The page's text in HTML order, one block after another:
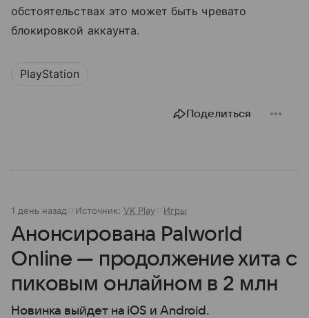
обстоятельствах это может быть чревато
блокировкой аккаунта.
PlayStation
Поделиться
1 день назад Источник: VK Play Игры
Анонсирована Palworld
Online — продолжение хита с
пиковым онлайном в 2 млн
Новинка выйдет на iOS и Android.